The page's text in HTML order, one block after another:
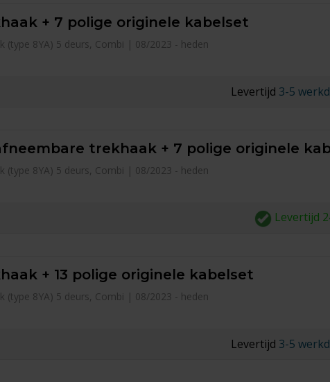
+ 7 polige originele kabelset
(type 8YA) 5 deurs, Combi | 08/2023 - heden
Levertijd 3-5
trekhaak + 7 polige originele
(type 8YA) 5 deurs, Combi | 08/2023 - heden
Levertijd
+ 13 polige originele kabelset
(type 8YA) 5 deurs, Combi | 08/2023 - heden
Levertijd 3-5